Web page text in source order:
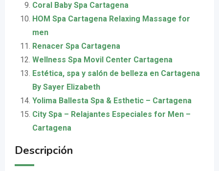
Coral Baby Spa Cartagena
HOM Spa Cartagena Relaxing Massage for
men
Renacer Spa Cartagena
Wellness Spa Movil Center Cartagena
Estética, spa y salón de belleza en Cartagena
By Sayer Elizabeth
Yolima Ballesta Spa & Esthetic – Cartagena
City Spa – Relajantes Especiales for Men –
Cartagena
Descripción